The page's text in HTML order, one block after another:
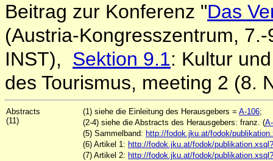
Beitrag zur Konferenz "Das
(Austria-Kongresszentrum,
INST), Sektion 9.1: Kultur
des Tourismus, meeting 2 (8.
Abstracts
(11)
(1) siehe die Einleitung des Herausgebers = A-106;
(2-4) siehe die Abstracts des Herausgebers: franz. (
(5) Sammelband: http://fodok.jku.at/fodok/
(6) Artikel 1: http://fodok.jku.at/fodok/
(7) Artikel 2: http://fodok.jku.at/fodok/